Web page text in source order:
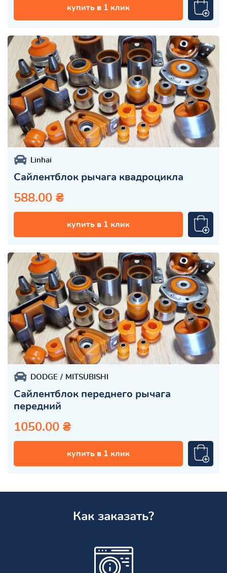
купить в 1 клик
Linhai
Сайлентблок рычага квадроцикла
588.00 ₴
купить в 1 клик
DODGE MITSUBISHI
Сайлентблок переднего рычага
передний
1050.00 ₴
купить в 1 клик
Как заказать?